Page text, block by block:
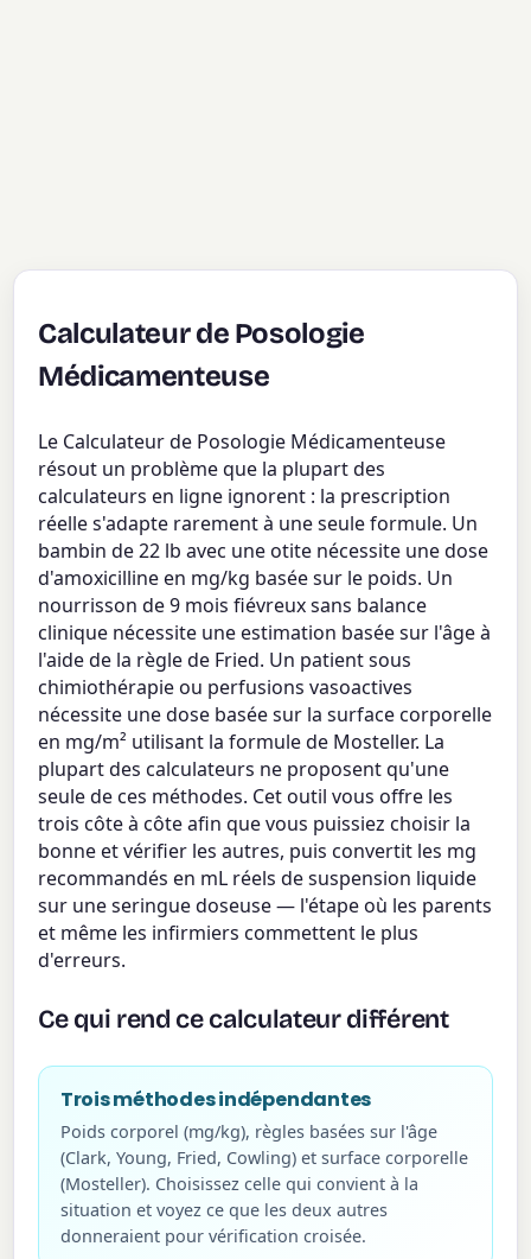
Calculateur de Posologie
Médicamenteuse
Le Calculateur de Posologie Médicamenteuse
résout un problème que la plupart des
calculateurs en ligne ignorent : la prescription
réelle s'adapte rarement à une seule formule. Un
bambin de 22 lb avec une otite nécessite une dose
d'amoxicilline en mg/kg basée sur le poids. Un
nourrisson de 9 mois fiévreux sans balance
clinique nécessite une estimation basée sur l'âge à
l'aide de la règle de Fried. Un patient sous
chimiothérapie ou perfusions vasoactives
nécessite une dose basée sur la surface corporelle
en mg/m² utilisant la formule de Mosteller. La
plupart des calculateurs ne proposent qu'une
seule de ces méthodes. Cet outil vous offre les
trois côte à côte afin que vous puissiez choisir la
bonne et vérifier les autres, puis convertit les mg
recommandés en mL réels de suspension liquide
sur une seringue doseuse — l'étape où les parents
et même les infirmiers commettent le plus
d'erreurs.
Ce qui rend ce calculateur différent
Trois méthodes indépendantes
Poids corporel (mg/kg), règles basées sur l'âge
(Clark, Young, Fried, Cowling) et surface corporelle
(Mosteller). Choisissez celle qui convient à la
situation et voyez ce que les deux autres
donneraient pour vérification croisée.